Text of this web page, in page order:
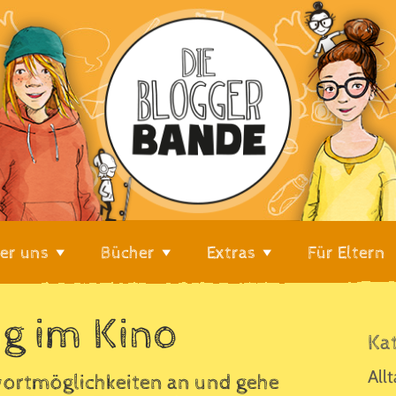
uns Bücher Extras Für Eltern
im Kino
an und gehe